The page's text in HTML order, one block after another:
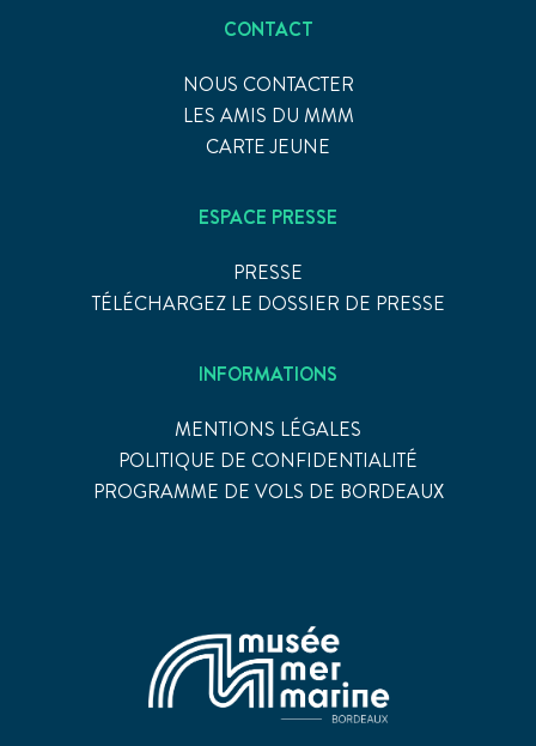
CONTACT
NOUS CONTACTER
LES AMIS DU MMM
CARTE JEUNE
ESPACE PRESSE
PRESSE
TÉLÉCHARGEZ LE DOSSIER DE PRESSE
INFORMATIONS
MENTIONS LÉGALES
POLITIQUE DE CONFIDENTIALITÉ
PROGRAMME DE VOLS DE BORDEAUX